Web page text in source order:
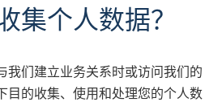
集个人数据？
我们建立业务关系时或访问我们的
目的收集、使用和处理您的个人数